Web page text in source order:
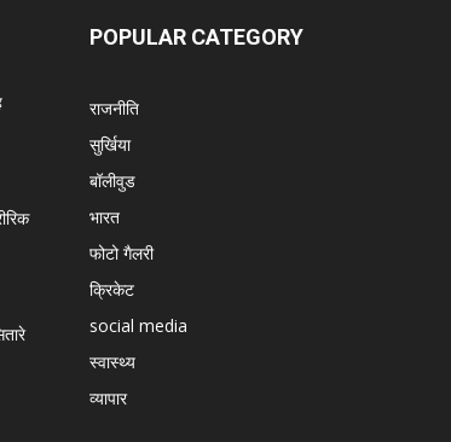
POPULAR CATEGORY
राजनीति
सुर्खिया
बॉलीवुड
भारत
फोटो गैलरी
क्रिकेट
social media
स्वास्थ्य
व्यापार